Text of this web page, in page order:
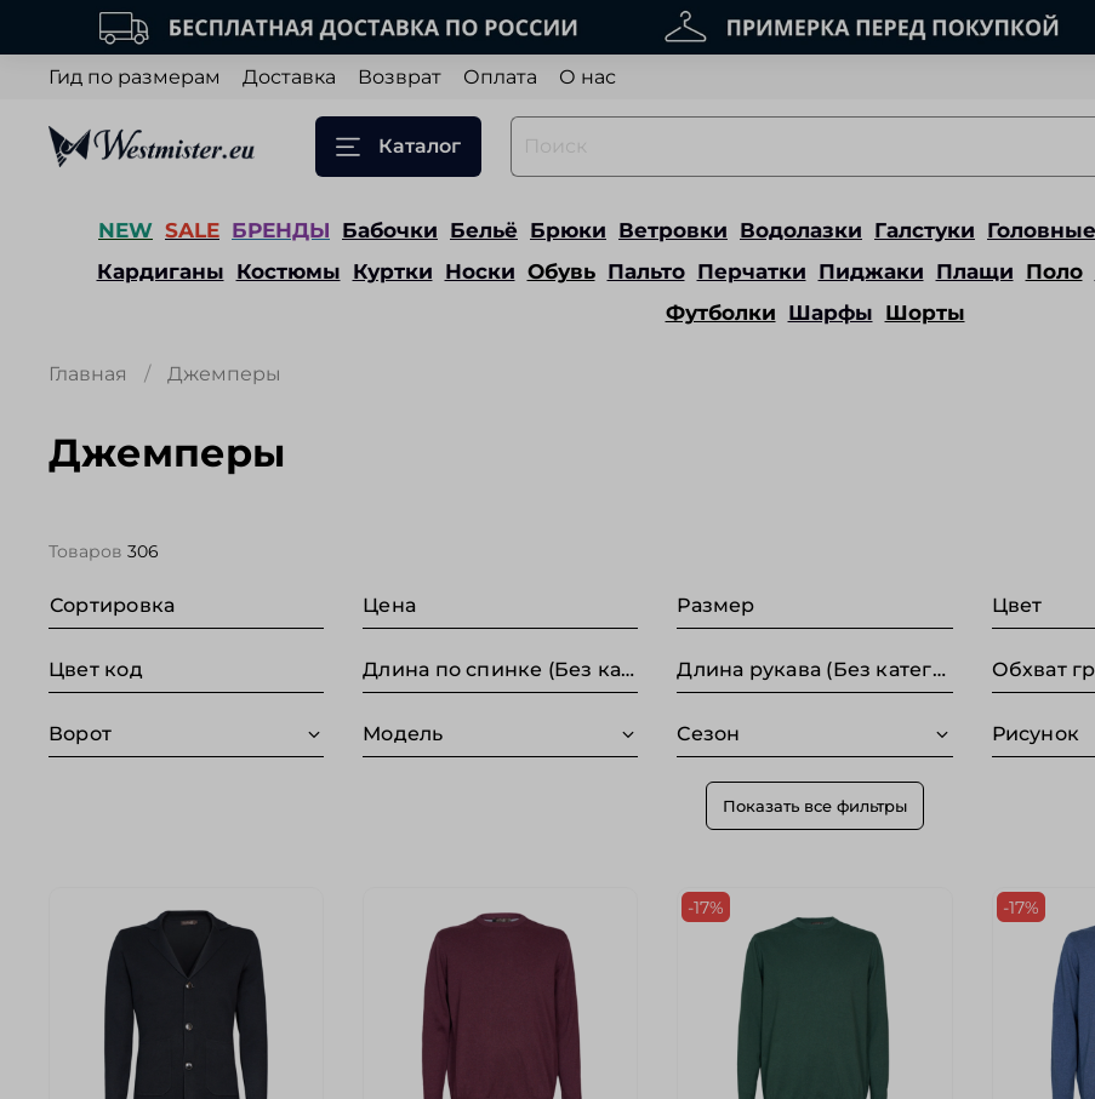
Гид по размерам Доставка Возврат Оплата О нас
Каталог
NEW SALE БРЕНДЫ Бабочки Бельё Брюки Ветровки Водолазки Галстуки
Кардиганы Костюмы Куртки Носки Обувь Пальто Перчатки Пиджаки Плащи Поло
Футболки Шарфы Шорты
Главная Джемперы
Джемперы
Товаров 306
Сортировка Цена Размер Цвет
Цвет код Длина по спинке (Без категории) Длина рукава (Без категории)
Ворот Модель Сезон Рисунок
Показать все фильтры
-17% -17%